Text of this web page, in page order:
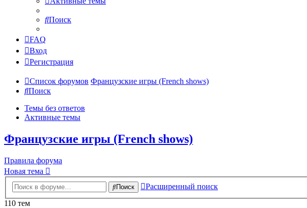
Поиск
FAQ
Вход
Регистрация
Список форумов Французские игры (French shows)
Поиск
Темы без ответов
Активные темы
Французские игры (French shows)
Правила форума
Новая тема
Поиск
Расширенный поиск
110 тем